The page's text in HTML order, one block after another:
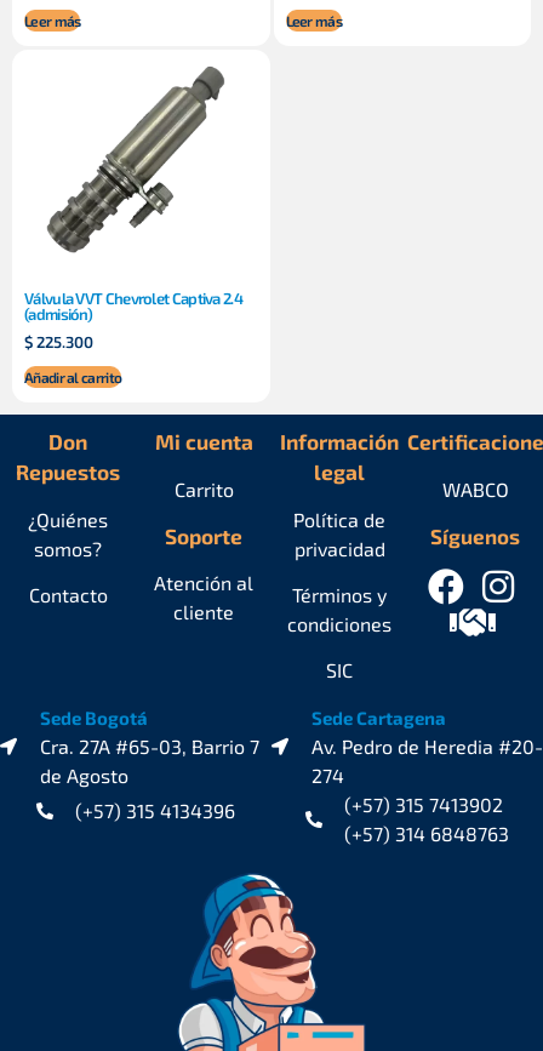
Leer más Leer más
Válvula VVT Chevrolet Captiva 2.4
(admisión)
$225.300
Añadir al carrito
Don
Repuestos
¿Quiénes
somos?
Contacto
Mi cuenta
Carrito
Soporte
Atención al
cliente
Información
legal
Política de
privacidad
Términos y
condiciones
SIC
Síguenos
WABCO
Sede Bogotá
Cra. 27A #65-03, Barrio 7
de Agosto
(+57) 315 4134396
Sede Cartagena
Av. Pedro de Heredia #20-
274
(+57) 315 7413902
(+57) 314 6848763